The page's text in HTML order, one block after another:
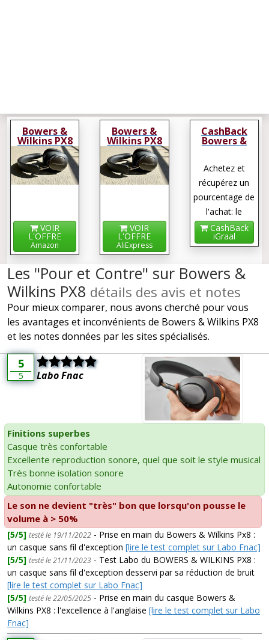
Bowers &
Wilkins PX8
VOIR
L'OFFRE
Amazon
Bowers &
Wilkins PX8
VOIR
L'OFFRE
AliExpress
CashBack
Bowers &
Achetez et
récupérez un
pourcentage de
l'achat: le
cashback !
CashBack
iGraal
Les "Pour et Contre" sur Bowers &
Wilkins PX8 détails des avis et notes
Pour mieux comparer, nous avons cherché pour vous
les avantages et inconvénients de Bowers & Wilkins PX8
et les notes données par les sites spécialisés.
5
5 Labo Fnac
Finitions superbes
Casque très confortable
Excellente reproduction sonore, quel que soit le style musical
Très bonne isolation sonore
Autonomie confortable
Le son ne devient "très" bon que lorsqu'on pousse le
volume à > 50%
[5/5] testé le 19/11/2022 - Prise en main du Bowers & Wilkins Px8 :
un casque sans fil d'exception [lire le test complet sur Labo Fnac]
[5/5] testé le 21/11/2023 - Test Labo du BOWERS & WILKINS PX8 :
un casque sans fil d'exception desservi par sa réduction de bruit
[lire le test complet sur Labo Fnac]
[5/5] testé le 22/05/2025 - Prise en main du casque Bowers &
Wilkins PX8 : l'excellence à l'anglaise [lire le test complet sur Labo
Fnac]